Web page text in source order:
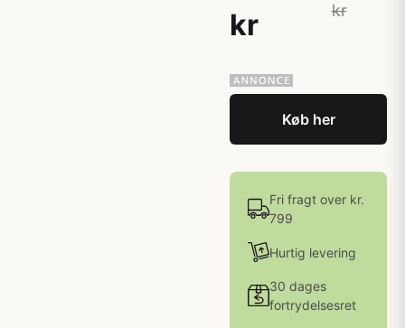
kr
kr
Køb her
Fri fragt over kr.
799
Hurtig levering
30 dages
fortrydelsesret